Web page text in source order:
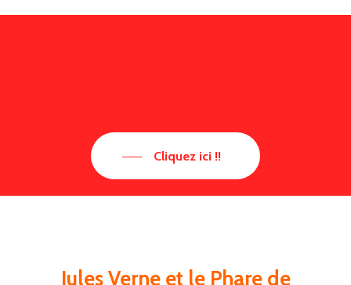
Cliquez ici !!
Jules Verne et le Phare de